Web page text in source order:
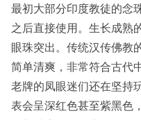
最初大部分印度教徒的念
之后直接使用。生长成熟
眼珠突出。传统汉传佛教
简单清爽，非常符合古代
老牌的凤眼迷们还在坚持
表会呈深红色甚至紫黑色